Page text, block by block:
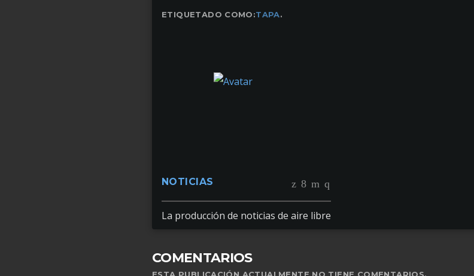
ETIQUETADO COMO:TAPA.
NOTICIAS
La producción de noticias de aire libre
COMENTARIOS